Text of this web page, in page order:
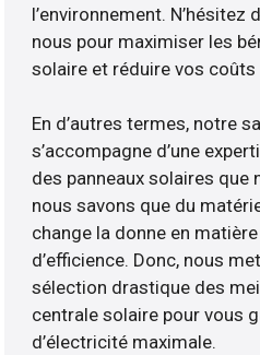
l’environnement. N’hésitez
nous pour maximiser les
solaire et réduire vos
En d’autres termes, notre
s’accompagne d’une
des panneaux solaires que
nous savons que du
change la donne en
d’efficience. Donc, nous
sélection drastique des
centrale solaire pour vous
d’électricité maximale.